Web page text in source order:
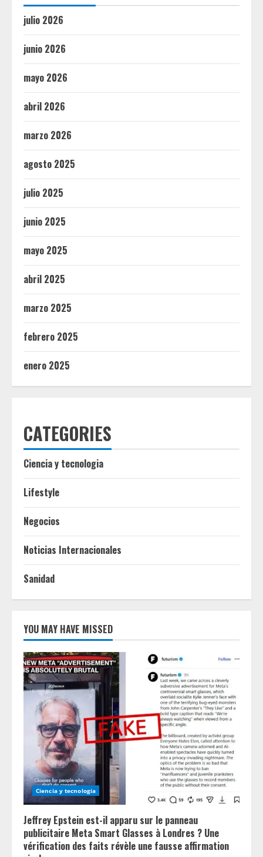
julio 2026
junio 2026
mayo 2026
abril 2026
marzo 2026
agosto 2025
julio 2025
junio 2025
mayo 2025
abril 2025
marzo 2025
febrero 2025
enero 2025
CATEGORIES
Ciencia y tecnologia
Lifestyle
Negocios
Noticias Internacionales
Sanidad
YOU MAY HAVE MISSED
Ciencia y tecnologia
Jeffrey Epstein est-il apparu sur le panneau
publicitaire Meta Smart Glasses à Londres ? Une
vérification des faits révèle une fausse affirmation